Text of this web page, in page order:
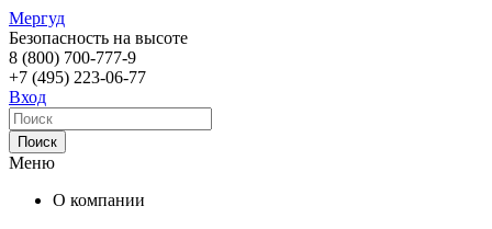
Мергуд
Безопасность на высоте
8 (800) 700-777-9
+7 (495) 223-06-77
Вход
Меню
О компании